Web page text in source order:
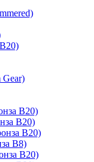
B20)
B20)
B20)
B8)
B20)